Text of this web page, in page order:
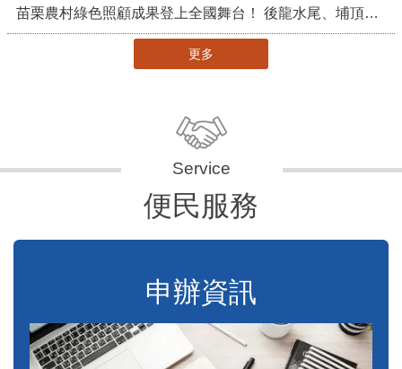
苗栗農村綠色照顧成果登上全國舞台！ 後龍水尾、埔頂社區前進2026高齡健康產業博覽會
更多
便民服務
申辦資訊